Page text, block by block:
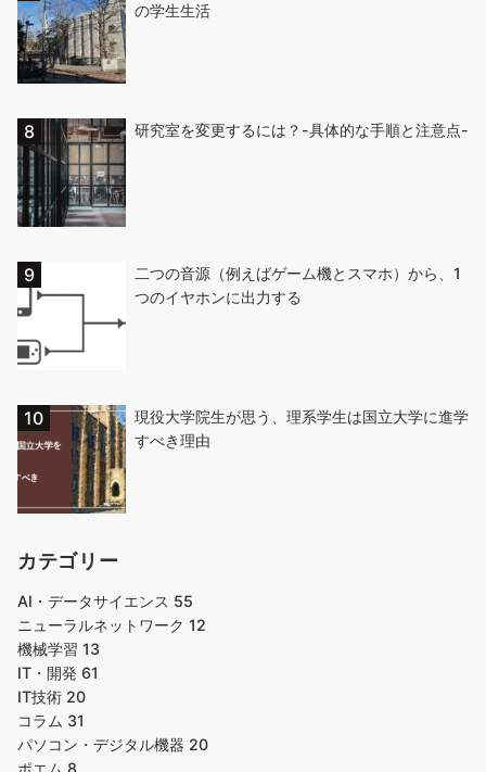
の学生生活
研究室を変更するには？-具体的な手順と注意点-
二つの音源（例えばゲーム機とスマホ）から、1
つのイヤホンに出力する
現役大学院生が思う、理系学生は国立大学に進学
すべき理由
カテゴリー
AI・データサイエンス 55
ニューラルネットワーク 12
機械学習 13
IT・開発 61
IT技術 20
コラム 31
パソコン・デジタル機器 20
ポエム 8